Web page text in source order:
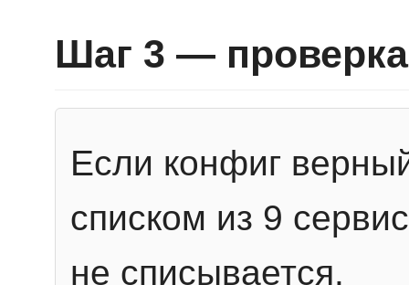
Шаг 3 — проверка
Если конфиг
списком из 9
не списывается.